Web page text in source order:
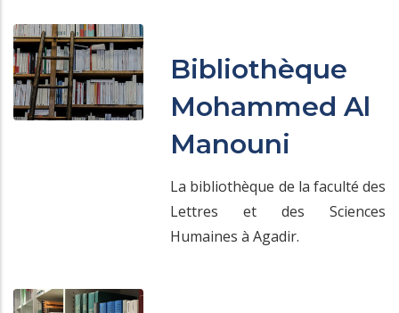
Bibliothèque
Mohammed Al
Manouni
La bibliothèque de la faculté des
Lettres et des Sciences
Humaines à Agadir.